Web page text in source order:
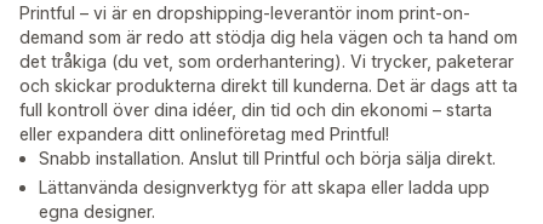
Printful – vi är en dropshipping-leverantör inom print-on-
demand som är redo att stödja dig hela vägen och ta hand om
det tråkiga (du vet, som orderhantering). Vi trycker, paketerar
och skickar produkterna direkt till kunderna. Det är dags att ta
full kontroll över dina idéer, din tid och din ekonomi – starta
eller expandera ditt onlineföretag med Printful!
Snabb installation. Anslut till Printful och börja sälja direkt.
Lättanvända designverktyg för att skapa eller ladda upp
egna designer.